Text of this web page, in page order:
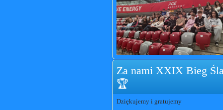
Za nami XXIX Bieg
🏆
Dziękujemy i gratujemy